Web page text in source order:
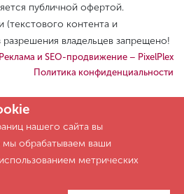
публичной офертой.
контента и
владельцев запрещено!
Реклама и SEO-продвижение – PixelPlex
Политика конфиденциальности
нашего сайта вы
мы обрабатываем ваши
метрических